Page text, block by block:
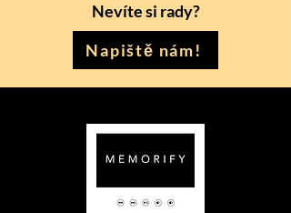
Nevíte si rady?
Napiště nám!